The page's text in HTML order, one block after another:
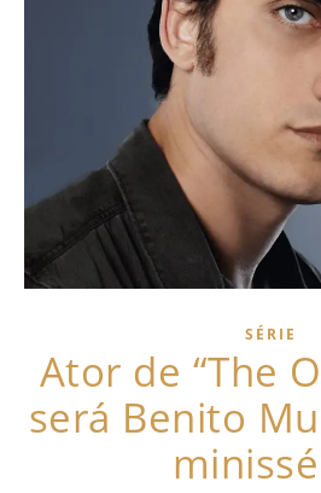
SÉRIE
Ator de “The
será Benito